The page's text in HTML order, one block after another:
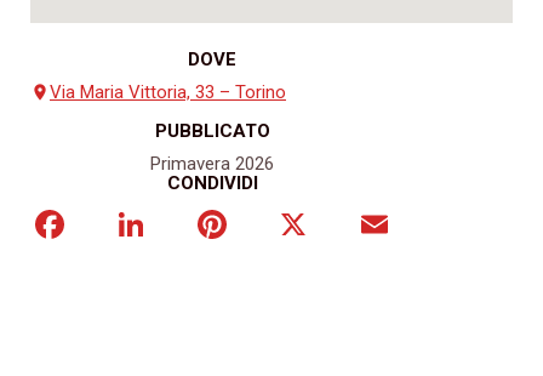
DOVE
placeVia Maria Vittoria, 33 – Torino
PUBBLICATO
Primavera 2026
CONDIVIDI
FacebookLinkedInPinterest